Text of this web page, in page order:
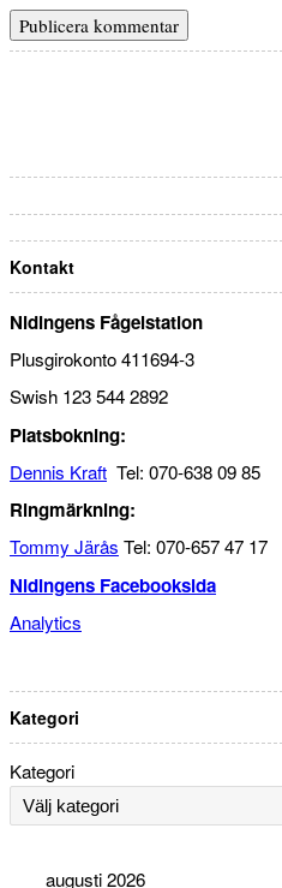
Kontakt
Nidingens Fågelstation
Plusgirokonto 411694-3
Swish 123 544 2892
Platsbokning:
Dennis Kraft Tel: 070-638 09 85
Ringmärkning:
Tommy Järås Tel: 070-657 47 17
Nidingens Facebooksida
Analytics
Kategori
Kategori
augusti 2026